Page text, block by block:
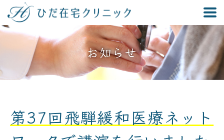
お知らせ
第37回飛騨緩和医療ネット